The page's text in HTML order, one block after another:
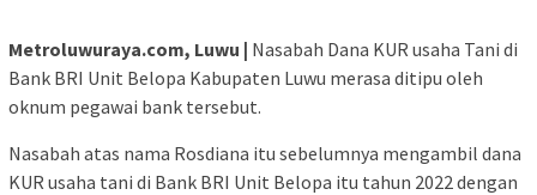
Metroluwuraya.com, Luwu | Nasabah Dana KUR usaha Tani di
Bank BRI Unit Belopa Kabupaten Luwu merasa ditipu oleh
oknum pegawai bank tersebut.
Nasabah atas nama Rosdiana itu sebelumnya mengambil dana
KUR usaha tani di Bank BRI Unit Belopa itu tahun 2022 dengan